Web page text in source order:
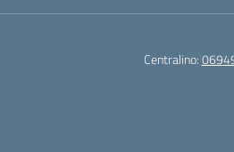
Centralino: